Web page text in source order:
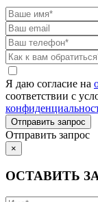
Я даю согласие на
соответствии с
Отправить запрос
×
ОСТАВИТЬ